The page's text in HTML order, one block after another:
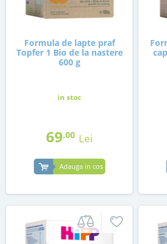
Formula de lapte praf
Topfer 1 Bio de la nastere
600 g
in stoc
69,00 Lei
Adauga in cos